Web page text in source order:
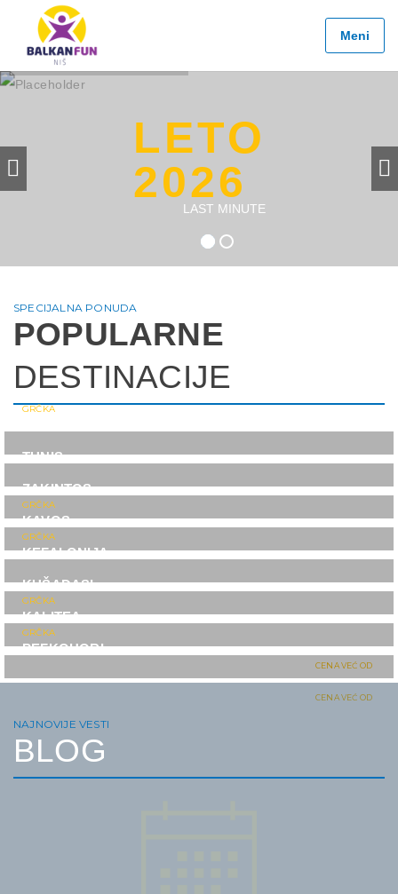
Travel
LETO
GRADOVI
EGZOTIČNE
Meni
LETO
2026
LAST MINUTE
SPECIJALNA PONUDA
POPULARNE
DESTINACIJE
GRČKA
TUNIS
ZAKINTOS
GRČKA
KAVOS
GRČKA
KEFALONIJA
KUŠADASI
CENA VEĆ OD
129€
GRČKA
KALITEA
CENA VEĆ OD
GRČKA
PEFKOHORI
NAJNOVIJE VESTI
BLOG